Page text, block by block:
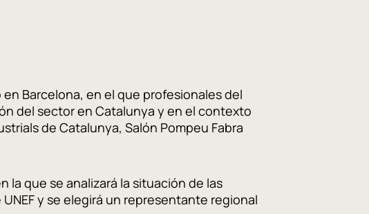
Barcelona, en el que profesionales del
del sector en Catalunya y en el contexto
de Catalunya, Salón Pompeu Fabra
la que se analizará la situación de las
y se elegirá un representante regional